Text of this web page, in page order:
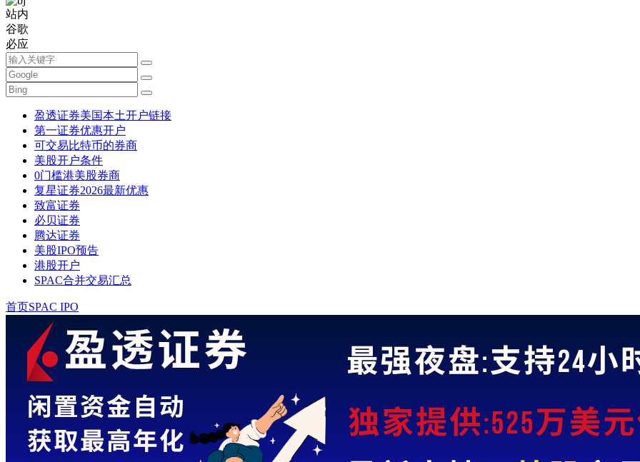
站内
谷歌
必应
盈透证券美国本土开户链接
第一证券优惠开户
可交易比特币的券商
美股开户条件
0门槛港美股券商
复星证券2026最新优惠
致富证券
必贝证券
腾达证券
美股IPO预告
港股开户
SPAC合并交易汇总
首页SPAC IPO